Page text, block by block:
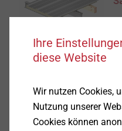
Ihre
diese Website
Wir nutzen Cookies,
Nutzung unserer
Cookies können